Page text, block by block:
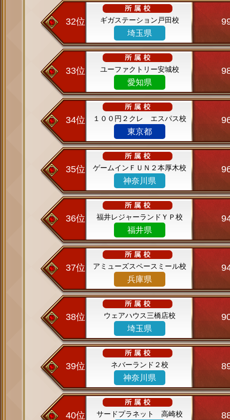
32位 ギガステーション戸田校
埼玉県
33位 ユーファクトリー安城校
愛知県
34位 １００円２クレ エスパス校
東京都
35位 ゲームインＦＵＮ２本厚木校
神奈川県
36位 福井レジャーランドＹＰ校
福井県
37位 アミューズスペースミール校
兵庫県
38位 ウェアハウス三橋店校
埼玉県
39位 ネバーランド２校
神奈川県
40位 サードプラネット 高崎校